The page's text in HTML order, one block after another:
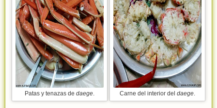
Patas y tenazas de daege Carne del interior del daege